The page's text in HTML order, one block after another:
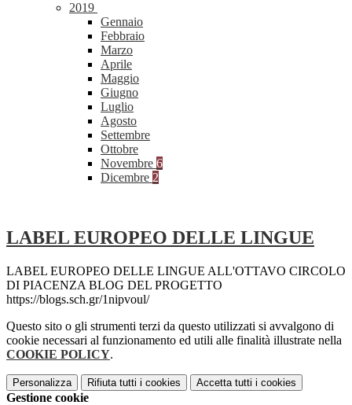
2019
Gennaio
Febbraio
Marzo
Aprile
Maggio
Giugno
Luglio
Agosto
Settembre
Ottobre
Novembre 6
Dicembre 2
LABEL EUROPEO DELLE LINGUE
LABEL EUROPEO DELLE LINGUE ALL'OTTAVO CIRCOLO
DI PIACENZA BLOG DEL PROGETTO
https://blogs.sch.gr/1nipvoul/
Questo sito o gli strumenti terzi da questo utilizzati si avvalgono di
cookie necessari al funzionamento ed utili alle finalità illustrate nella
COOKIE POLICY.
Personalizza Rifiuta tutti i cookies Accetta tutti i cookies
Gestione cookie